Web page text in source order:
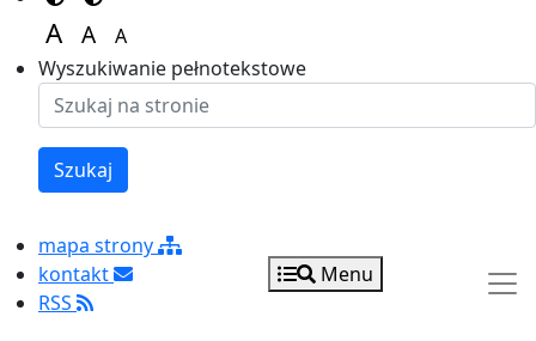
Switch to color theme
Switch to high visibility theme
A
Set font size to 150%
A
Set font size to 125%
A
Set font size to 100%
Wyszukiwanie pełnotekstowe
Szukaj
mapa strony
kontakt
RSS
Menu